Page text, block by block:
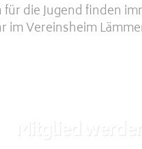
für die Jugend finden
im Vereinsheim
Mitglied